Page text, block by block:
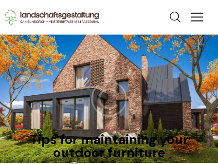
GARDEN
Tips for maintaining your
outdoor furniture